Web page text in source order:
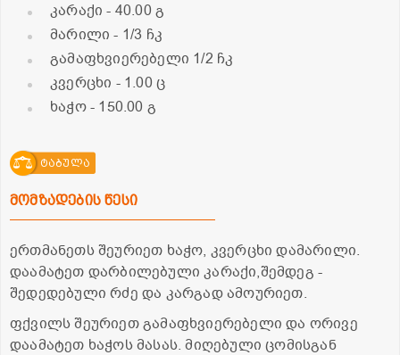
კარაქი- 40.00 გ
მარილი - 1/3 ჩკ
გამაფხვიერებელი 1/2 ჩკ
კვერცხი - 1.00 ც
ხაჭო- 150.00 გ
ტაბულა
მომზადების წესი
ერთმანეთს შეურიეთ ხაჭო, კვერცხი დამარილი.
დაამატეთ დარბილებული კარაქი,შემდეგ -
შედედებული რძე და კარგად ამოურიეთ.
ფქვილს შეურიეთ გამაფხვიერებელი და ორივე
დაამატეთ ხაჭოს მასას. მიღებული ცომისგან